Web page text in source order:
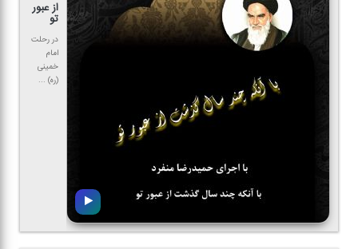
از عبور
تو
در رحلت
امام
خمینی
(ره) ...